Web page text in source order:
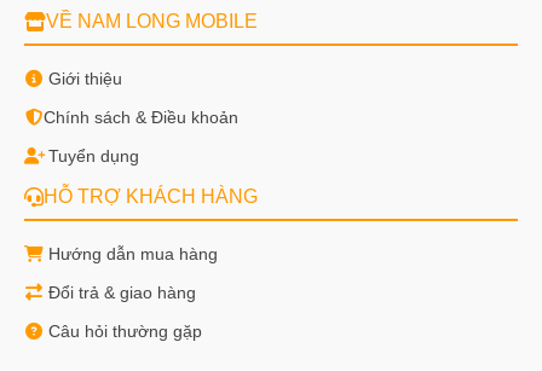
VỀ NAM LONG MOBILE
Giới thiệu
Chính sách & Điều khoản
Tuyển dụng
HỖ TRỢ KHÁCH HÀNG
Hướng dẫn mua hàng
Đổi trả & giao hàng
Câu hỏi thường gặp